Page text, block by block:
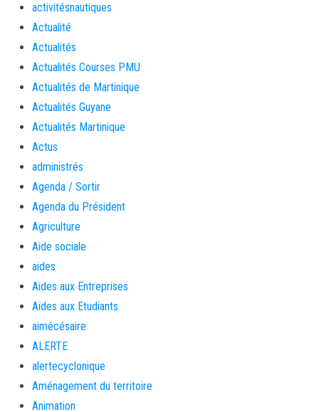
activitésnautiques
Actualité
Actualités
Actualités Courses PMU
Actualités de Martinique
Actualités Guyane
Actualités Martinique
Actus
administrés
Agenda / Sortir
Agenda du Président
Agriculture
Aide sociale
aides
Aides aux Entreprises
Aides aux Etudiants
aimécésaire
ALERTE
alertecyclonique
Aménagement du territoire
Animation